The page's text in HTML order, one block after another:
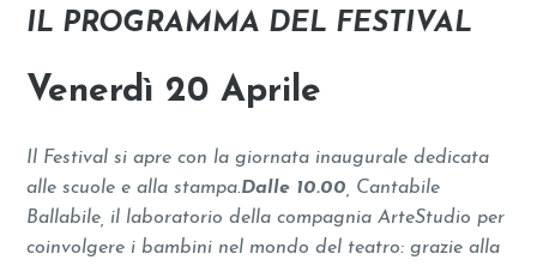
IL PROGRAMMA DEL FESTIVAL
Venerdì 20 Aprile
Il Festival si apre con la giornata inaugurale dedicata
alle scuole e alla stampa.Dalle 10.00 , Cantabile
Ballabile, il laboratorio della compagnia ArteStudio per
coinvolgere i bambini nel mondo del teatro: grazie alla